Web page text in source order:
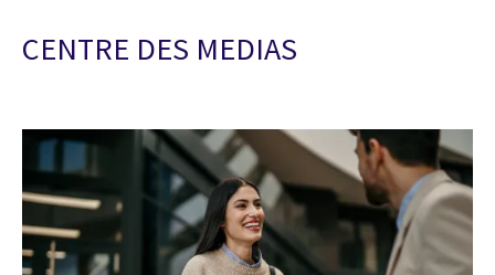
CENTRE DES MEDIAS